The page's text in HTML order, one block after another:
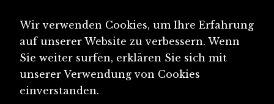
Wir verwenden Cookies, um Ihre Erfahrung
auf unserer Website zu verbessern. Wenn
Sie weiter surfen, erklären Sie sich mit
unserer Verwendung von Cookies
einverstanden.